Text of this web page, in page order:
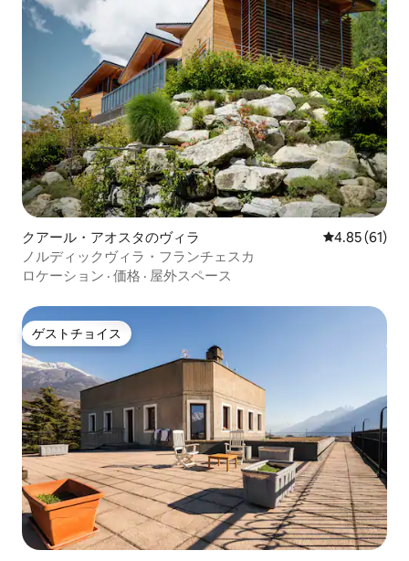
クアール・アオスタのヴィラ レビュー61
4.85 (61)
ノルディックヴィラ・フランチェスカ
ロケーション · 価格 · 屋外スペース
ゲストチョイス
ゲストチョイス